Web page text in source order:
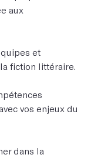
aux
et
fiction littéraire.
vos enjeux du
dans la